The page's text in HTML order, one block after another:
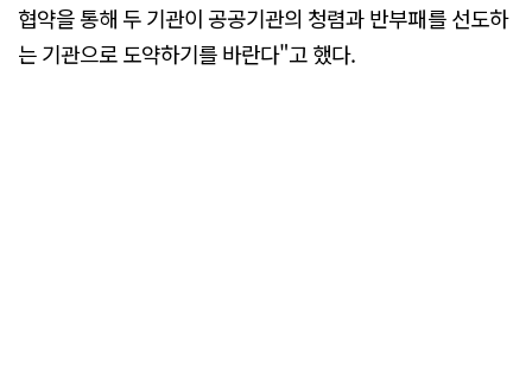
협약을 통해 두 기관이 공공기관의 청렴과 반부패를 선도하
는 기관으로 도약하기를 바란다"고 했다.